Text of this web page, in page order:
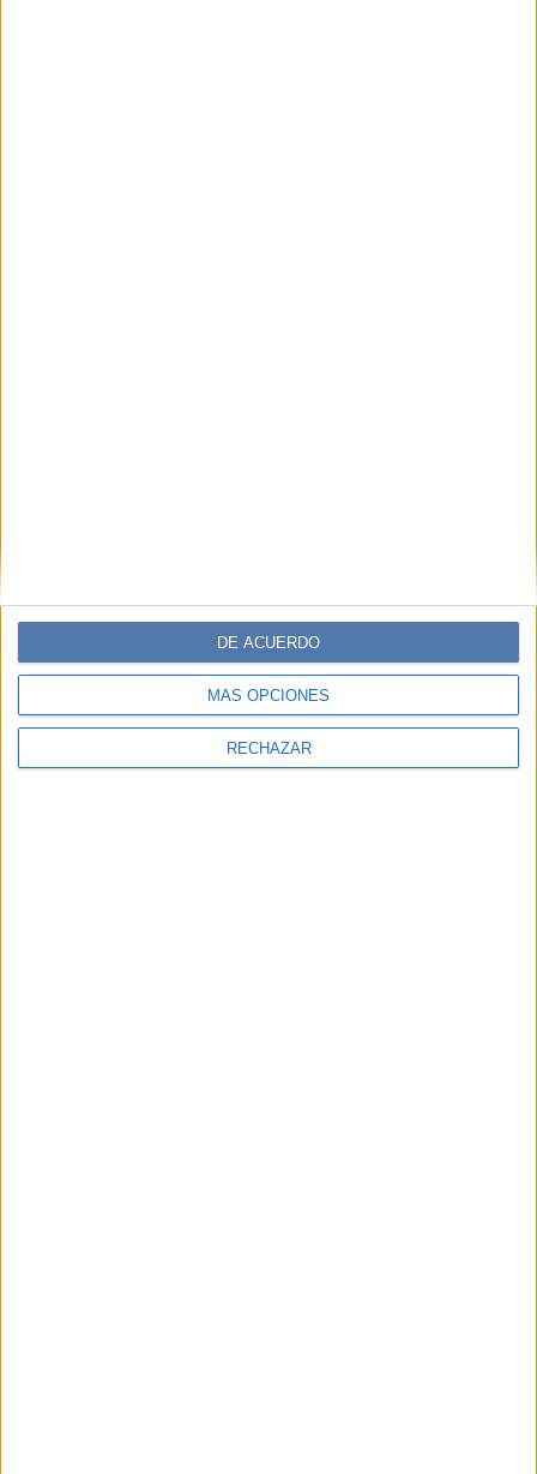
MÁS OPCIONES
RECHAZAR
DE ACUERDO